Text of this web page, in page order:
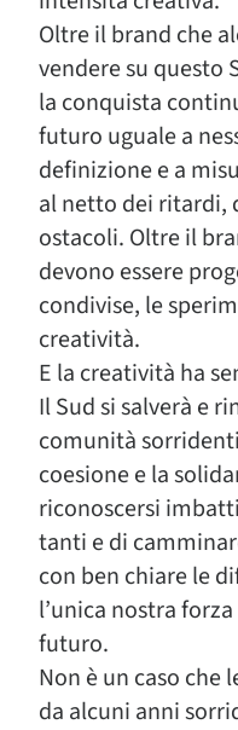
Oltre il brand che
vendere su questo
la conquista
futuro uguale a
definizione e a
al netto dei ritardi,
ostacoli. Oltre il
devono essere
condivise, le
creatività.
E la creatività ha
Il Sud si salverà e
comunità
coesione e la
riconoscersi
tanti e di
con ben chiare le
l’unica nostra
futuro.
Non è un caso che
da alcuni anni